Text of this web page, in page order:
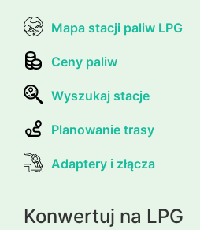
Mapa stacji paliw LPG
Ceny paliw
Wyszukaj stacje
Planowanie trasy
Adaptery i złącza
Konwertuj na LPG